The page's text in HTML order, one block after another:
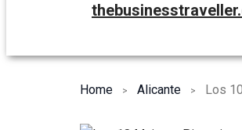
Home Alicante Los